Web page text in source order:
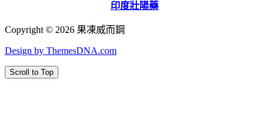
印度壯陽藥
Copyright © 2026 果凍威而鋼
Design by ThemesDNA.com
Scroll to Top